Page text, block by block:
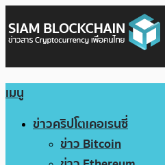
เมนู
ข่าวคริปโตเคอเรนซี่
ข่าว Bitcoin